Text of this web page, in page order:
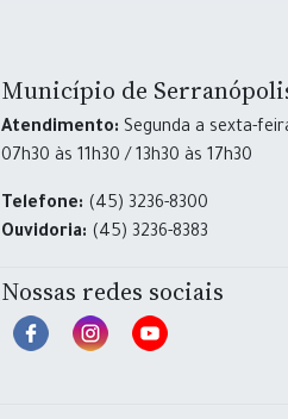
Município de
Atendimento: Segunda a sexta-
07h30 às 11h30 / 13h30 às 17h30
Telefone: (45) 3236-8300
Ouvidoria: (45) 3236-8383
Nossas redes sociais